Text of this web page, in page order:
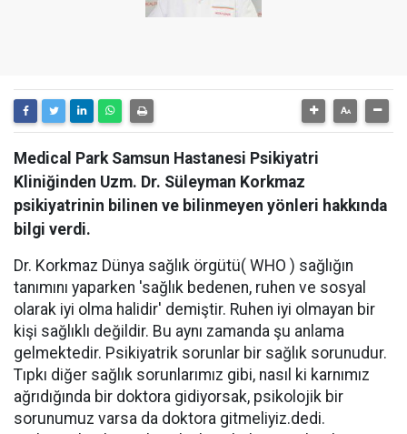
Medical Park Samsun Hastanesi Psikiyatri
Kliniğinden Uzm. Dr. Süleyman Korkmaz
psikiyatrinin bilinen ve bilinmeyen yönleri hakkında
bilgi verdi.
Dr. Korkmaz Dünya sağlık örgütü( WHO ) sağlığın
tanımını yaparken 'sağlık bedenen, ruhen ve sosyal
olarak iyi olma halidir' demiştir. Ruhen iyi olmayan bir
kişi sağlıklı değildir. Bu aynı zamanda şu anlama
gelmektedir. Psikiyatrik sorunlar bir sağlık sorunudur.
Tıpkı diğer sağlık sorunlarımız gibi, nasıl ki karnımız
ağrıdığında bir doktora gidiyorsak, psikolojik bir
sorunumuz varsa da doktora gitmeliyiz.dedi.